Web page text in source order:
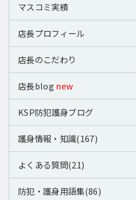
マスコミ実績
店長プロフィール
店長のこだわり
店長blog new
KSP防犯護身ブログ
護身情報・知識(167)
よくある質問(21)
防犯・護身用語集(86)